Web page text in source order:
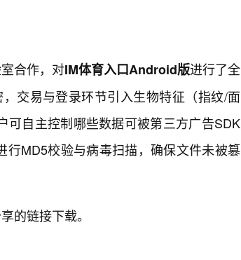
合作，对IM体育入口Android版进行了全
交易与登录环节引入生物特征（指纹/面
可自主控制哪些数据可被第三方广告SDK
MD5校验与病毒扫描，确保文件未被篡
的链接下载。